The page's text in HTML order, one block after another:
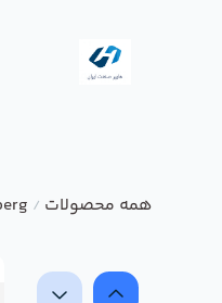
همه محصولات /